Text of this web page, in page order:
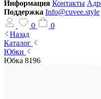
Информация Контакты
Поддержка Info@cuvee.style
0
0
Назад
Каталог
Юбки
Юбка 8196